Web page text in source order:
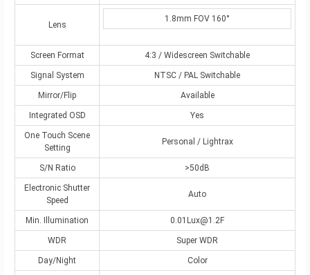
Lens
1.8mm FOV 160°
Screen Format 4:3 / Widescreen Switchable
Signal System NTSC / PAL Switchable
Mirror/Flip Available
Integrated OSD Yes
One Touch Scene
Setting
Personal / Lightrax
S/N Ratio >50dB
Electronic Shutter
Speed
Auto
Min. Illumination 0.01Lux@1.2F
WDR Super WDR
Day/Night Color